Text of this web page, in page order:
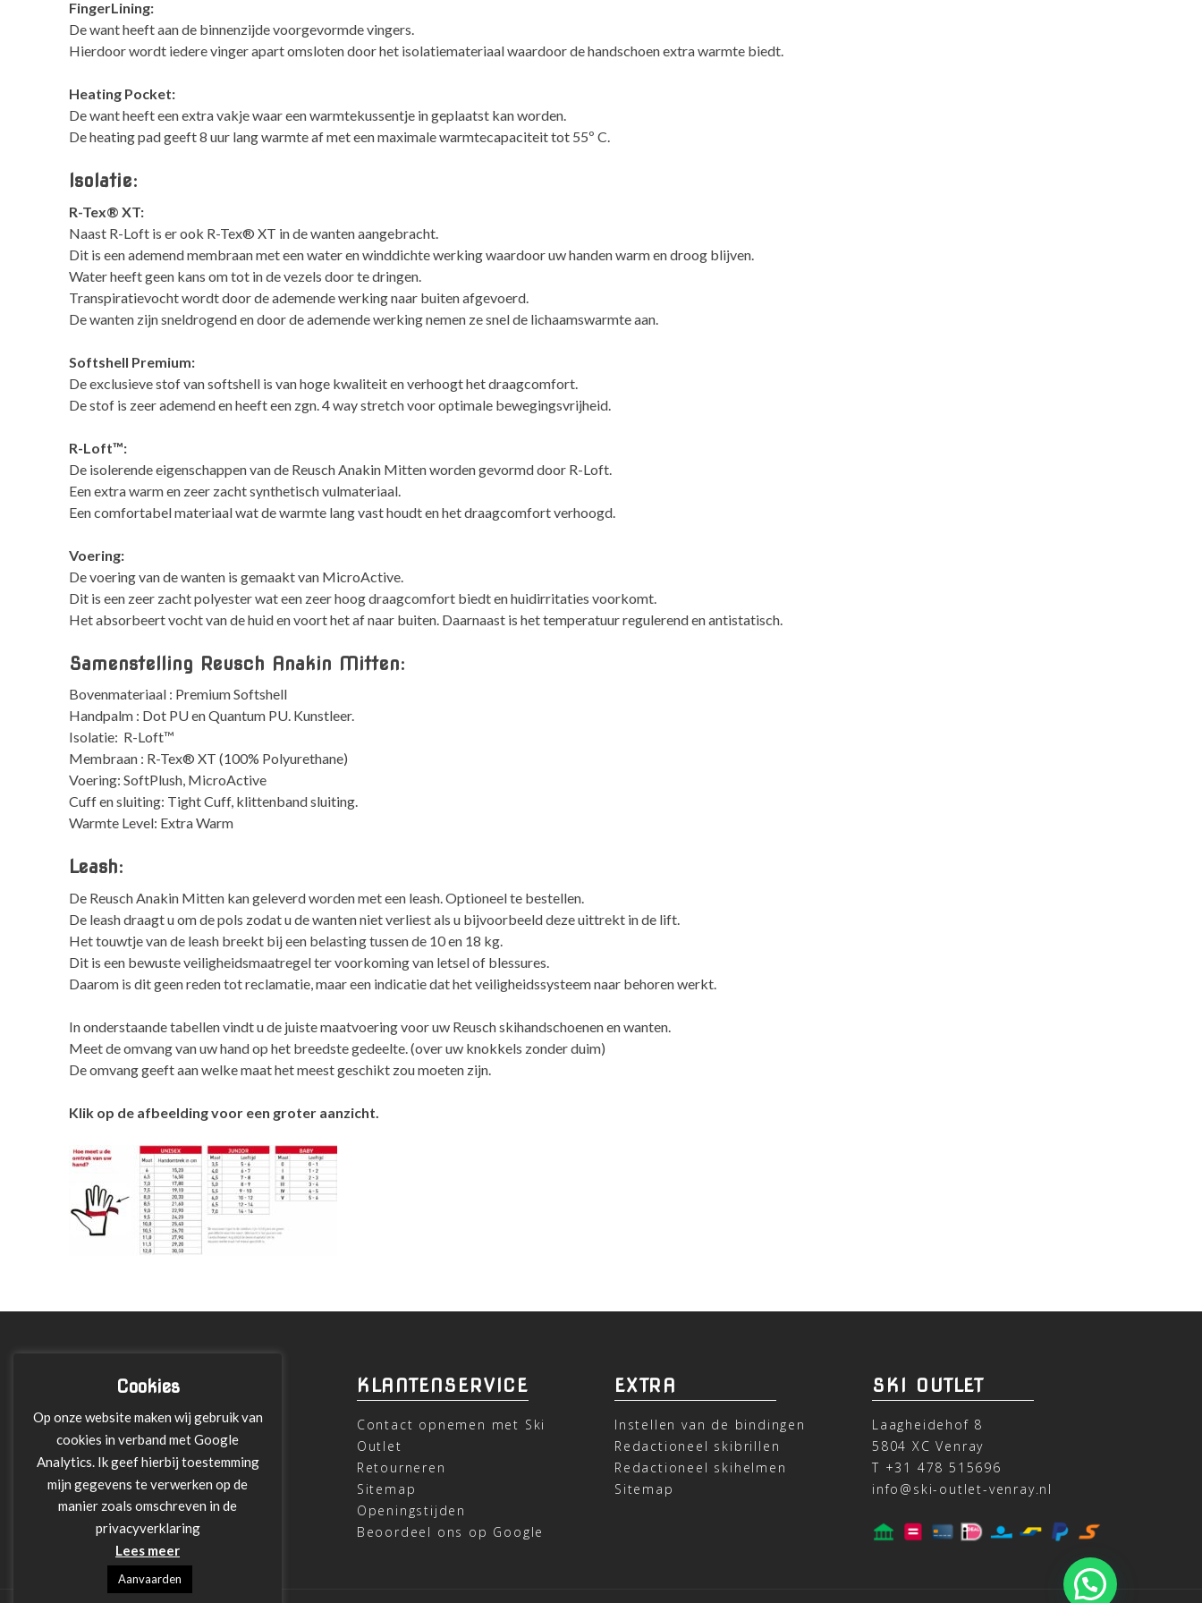
FingerLining:
De want heeft aan de binnenzijde voorgevormde vingers.
Hierdoor wordt iedere vinger apart omsloten door het isolatiemateriaal waardoor de handschoen extra warmte biedt.
Heating Pocket:
De want heeft een extra vakje waar een warmtekussentje in geplaatst kan worden.
De heating pad geeft 8 uur lang warmte af met een maximale warmtecapaciteit tot 55º C.
Isolatie:
R-Tex® XT:
Naast R-Loft is er ook R-Tex® XT in de wanten aangebracht.
Dit is een ademend membraan met een water en winddichte werking waardoor uw handen warm en droog blijven.
Water heeft geen kans om tot in de vezels door te dringen.
Transpiratievocht wordt door de ademende werking naar buiten afgevoerd.
De wanten zijn sneldrogend en door de ademende werking nemen ze snel de lichaamswarmte aan.
Softshell Premium:
De exclusieve stof van softshell is van hoge kwaliteit en verhoogt het draagcomfort.
De stof is zeer ademend en heeft een zgn. 4 way stretch voor optimale bewegingsvrijheid.
R-Loft™:
De isolerende eigenschappen van de Reusch Anakin Mitten worden gevormd door R-Loft.
Een extra warm en zeer zacht synthetisch vulmateriaal.
Een comfortabel materiaal wat de warmte lang vast houdt en het draagcomfort verhoogd.
Voering:
De voering van de wanten is gemaakt van MicroActive.
Dit is een zeer zacht polyester wat een zeer hoog draagcomfort biedt en huidirritaties voorkomt.
Het absorbeert vocht van de huid en voort het af naar buiten. Daarnaast is het temperatuur regulerend en antistatisch.
Samenstelling Reusch Anakin Mitten:
Bovenmateriaal : Premium Softshell
Handpalm : Dot PU en Quantum PU. Kunstleer.
Isolatie: R-Loft™
Membraan : R-Tex® XT (100% Polyurethane)
Voering: SoftPlush, MicroActive
Cuff en sluiting: Tight Cuff, klittenband sluiting.
Warmte Level: Extra Warm
Leash:
De Reusch Anakin Mitten kan geleverd worden met een leash. Optioneel te bestellen.
De leash draagt u om de pols zodat u de wanten niet verliest als u bijvoorbeeld deze uittrekt in de lift.
Het touwtje van de leash breekt bij een belasting tussen de 10 en 18 kg.
Dit is een bewuste veiligheidsmaatregel ter voorkoming van letsel of blessures.
Daarom is dit geen reden tot reclamatie, maar een indicatie dat het veiligheidssysteem naar behoren werkt.
In onderstaande tabellen vindt u de juiste maatvoering voor uw Reusch skihandschoenen en wanten.
Meet de omvang van uw hand op het breedste gedeelte. (over uw knokkels zonder duim)
De omvang geeft aan welke maat het meest geschikt zou moeten zijn.
Klik op de afbeelding voor een groter aanzicht.
INFORMATIE
Over ons
Leveringen
Betalen met Klarna
Algemene Voorwaarden
Verzending
Privacy verklaring
KLANTENSERVICE
Contact opnemen met Ski
Outlet
Retourneren
Sitemap
Openingstijden
Beoordeel ons op Google
EXTRA
Instellen van de bindingen
Redactioneel skibrillen
Redactioneel skihelmen
Sitemap
SKI OUTLET
Laagheidehof 8
5804 XC Venray
T +31 478 515696
info@ski-outlet-venray.nl
Cookies
Op onze website maken wij gebruik van
cookies in verband met Google
Analytics. Ik geef hierbij toestemming
mijn gegevens te verwerken op de
manier zoals omschreven in de
privacyverklaring
Lees meer
Aanvaarden